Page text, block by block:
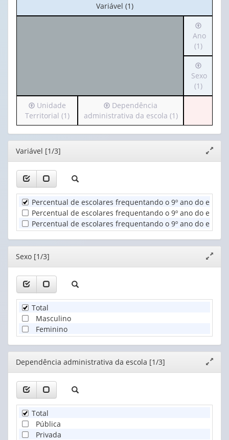
No
cabeçalho:
Variável (1)
Irá
para
o
cabeçalho
(possui
apenas
1
valor):
(1)
Ano
(1)
Irá
para
o
cabeçalho
1
valor):
Sexo
Sexo
(1)
Irá
para
o
cabeçalho
(possui
apenas
valor):
Unidade
Territorial
(1)
Unidade
Territorial (1)
Irá
para
o
cabeçalho
Dependência
administrativa
da
escola
(1)
Dependência
administrativa da escola (1)
Editor
janela
Variável [1/3]
Percentual de escolares frequentando o 9º ano do
Percentual de escolares frequentando o 9º ano do
Percentual de escolares frequentando o 9º ano do
Editor
janela
Sexo [1/3]
Total
Masculino
Feminino
Editor
janela
Dependência administrativa da escola [1/3]
Total
Pública
Privada